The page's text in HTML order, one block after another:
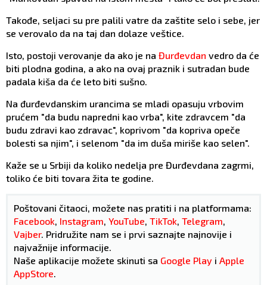
Takođe, seljaci su pre palili vatre da zaštite selo i sebe, jer
se verovalo da na taj dan dolaze veštice.
Isto, postoji verovanje da ako je na Đurđevdan vedro da će
biti plodna godina, a ako na ovaj praznik i sutradan bude
padala kiša da će leto biti sušno.
Na đurđevdanskim urancima se mladi opasuju vrbovim
prućem "da budu napredni kao vrba", kite zdravcem "da
budu zdravi kao zdravac", koprivom "da kopriva opeče
bolesti sa njim", i selenom "da im duša miriše kao selen".
Kaže se u Srbiji da koliko nedelja pre Đurđevdana zagrmi,
toliko će biti tovara žita te godine.
Poštovani čitaoci, možete nas pratiti i na platformama:
Facebook Instagram YouTube TikTok Telegram
Vajber. Pridružite nam se i prvi saznajte najnovije i
najvažnije informacije.
Naše aplikacije možete skinuti sa Google Play i Apple
AppStore